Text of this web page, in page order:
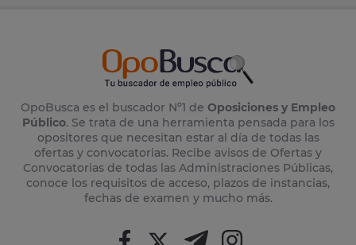
OpoBusca es el buscador Nº1 de Oposiciones y Empleo
Público. Se trata de una herramienta pensada para los
opositores que necesitan estar al día de todas las
ofertas y convocatorias. Recibe avisos de Ofertas y
Convocatorias de todas las Administraciones Públicas,
conoce los requisitos de acceso, plazos de instancias,
fechas de examen y mucho más.